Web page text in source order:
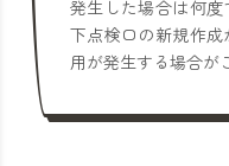
発生した場合は何
下点検口の新規作
用が発生する場合が